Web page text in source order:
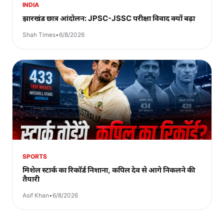
INDIA
झारखंड छात्र आंदोलन: JPSC-JSSC परीक्षा विवाद क्यों बढ़ा
Shah Times•6/8/2026
SPORTS
मिशेल स्टार्क का रिकॉर्ड निशाना, कपिल देव से आगे निकलने की
तैयारी
Asif Khan•6/8/2026